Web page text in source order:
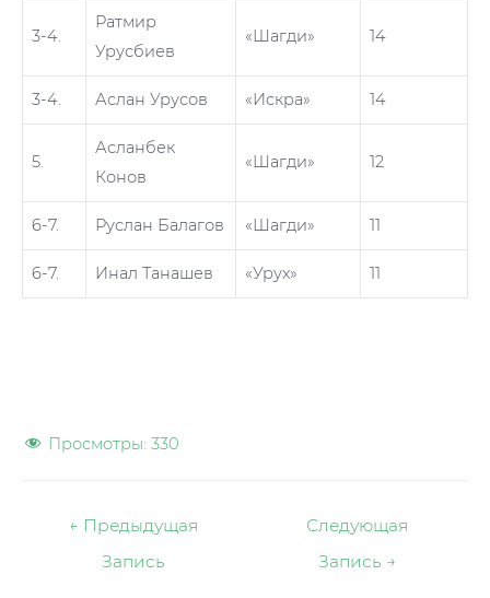
3-4.
Ратмир
Урусбиев
«Шагди» 14
3-4. Аслан Урусов «Искра» 14
5.
Асланбек
Конов
«Шагди» 12
6-7. Руслан Балагов «Шагди» 11
6-7. Инал Танашев «Урух» 11
Просмотры: 330
Навигация
← Предыдущая
Запись
Следующая
Запись →